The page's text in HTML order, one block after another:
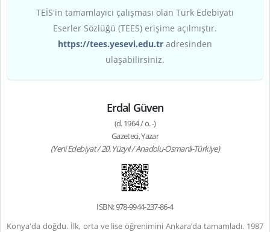
TEİS'in tamamlayıcı çalışması olan Türk Edebiyatı
Eserler Sözlüğü (TEES) erişime açılmıştır.
https://tees.yesevi.edu.tr adresinden
ulaşabilirsiniz.
Erdal Güven
(d. 1964 / ö. -)
Gazeteci, Yazar
(Yeni Edebiyat / 20. Yüzyıl / Anadolu-Osmanlı-Türkiye)
ISBN: 978-9944-237-86-4
Konya'da doğdu. İlk, orta ve lise öğrenimini Ankara’da tamamladı. 1987